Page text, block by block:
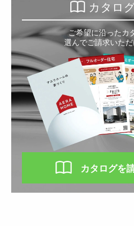
カタロ
ご希望に沿ったカ
選んでご請求いただ
カタログを